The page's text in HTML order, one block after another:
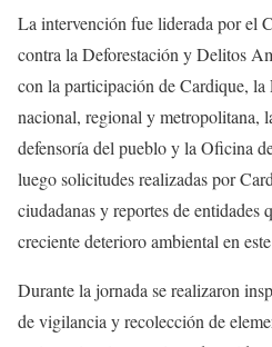
La intervención fue liderada por el
contra la Deforestación y Delitos
con la participación de Cardique,
nacional, regional y metropolitana,
defensoría del pueblo y la Oficina
luego solicitudes realizadas por
ciudadanas y reportes de entidades
creciente deterioro ambiental en
Durante la jornada se realizaron
de vigilancia y recolección de